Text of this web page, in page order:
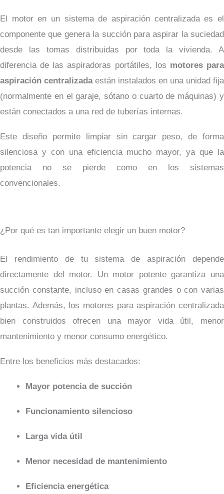
El motor en un sistema de aspiración centralizada es el
componente que genera la succión para aspirar la suciedad
desde las tomas distribuidas por toda la vivienda. A
diferencia de las aspiradoras portátiles, los motores para
aspiración centralizadaestán instalados en una unidad fija
(normalmente en el garaje, sótano o cuarto de máquinas) y
están conectados a una red de tuberías internas.
Este diseño permite limpiar sin cargar peso, de forma
silenciosa y con una eficiencia mucho mayor, ya que la
potencia no se pierde como en los sistemas
convencionales.
¿Por qué es tan importante elegir un buen motor?
El rendimiento de tu sistema de aspiración depende
directamente del motor. Un motor potente garantiza una
succión constante, incluso en casas grandes o con varias
plantas. Además, los motores para aspiración centralizada
bien construidos ofrecen una mayor vida útil, menor
mantenimiento y menor consumo energético.
Entre los beneficios más destacados:
Mayor potencia de succión
Funcionamiento silencioso
Larga vida útil
Menor necesidad de mantenimiento
Eficiencia energética